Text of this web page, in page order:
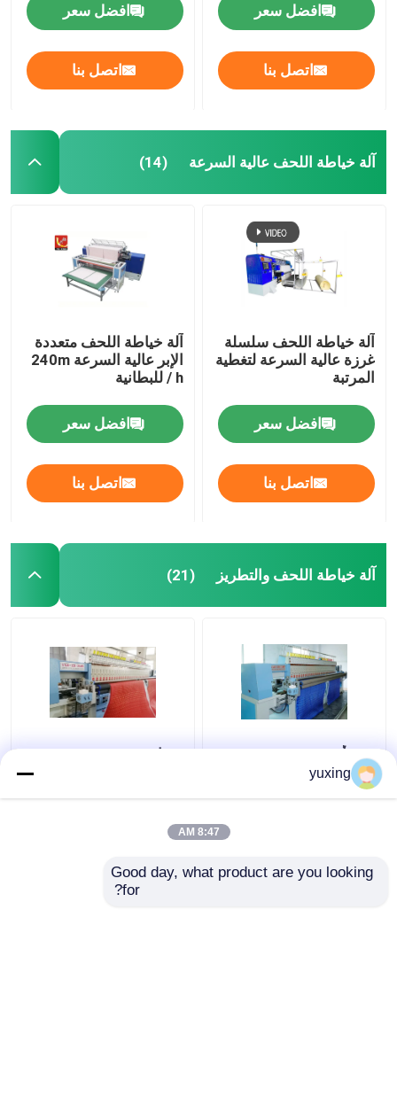
افضل سعر
اتصل بنا
افضل سعر
اتصل بنا
آلة خياطة اللحف عالية السرعة (14)
آلة خياطة اللحف سلسلة
غرزة عالية السرعة لتغطية
المرتبة
افضل سعر
اتصل بنا
آلة خياطة اللحف متعددة
الإبر عالية السرعة 240m
/ h للبطانية
افضل سعر
اتصل بنا
آلة خياطة اللحف والتطريز (21)
33 رأس 1000 دورة في
الدقيقة آلة تطريز اللحف
لتغطية مقعد السيارة
66 إبرة 1000 دورة في
الدقيقة آلة خياطة اللحف
اتصل بنا
yuxing
8:47 AM
Good day, what product are you looking
for?